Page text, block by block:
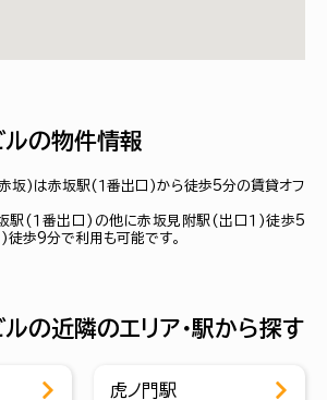
ルの物件情報
坂)は赤坂駅(１番出口)から徒歩5分の賃貸オフ
駅(１番出口)の他に赤坂見附駅(出口１)徒歩5
徒歩9分で利用も可能です。
ルの近隣のエリア・駅から探す
虎ノ門駅